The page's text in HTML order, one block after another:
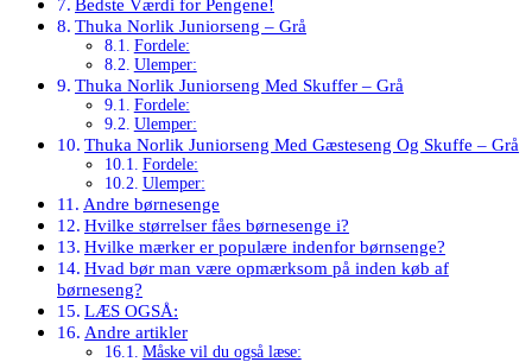
Thuka Norlik Juniorseng – Grå
Fordele:
Ulemper:
Thuka Norlik Juniorseng Med Skuffer – Grå
Fordele:
Ulemper:
Thuka Norlik Juniorseng Med Gæsteseng Og Skuffe – Grå
Fordele:
Ulemper:
Andre børnesenge
Hvilke størrelser fåes børnesenge i?
Hvilke mærker er populære indenfor børnsenge?
Hvad bør man være opmærksom på inden køb af
børneseng?
LÆS OGSÅ:
Andre artikler
Måske vil du også læse: